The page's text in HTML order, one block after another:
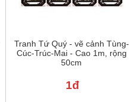
Tranh Tứ Quý - vẽ cảnh Tùng-
Cúc-Trúc-Mai - Cao 1m, rộng
50cm
1đ